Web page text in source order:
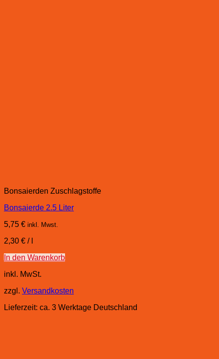
Bonsaierden Zuschlagstoffe
Bonsaierde 2.5 Liter
5,75 € inkl. Mwst.
2,30 € /
In den Warenkorb
inkl. MwSt.
zzgl. Versandkosten
Lieferzeit: ca. 3 Werktage Deutschland